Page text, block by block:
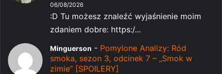
06/08/2026
:D Tu możesz znaleźć wyjaśnienie moim
zdaniem dobre: https:/...
Minguerson - Pomylone Analizy: Ród
smoka, sezon 3, odcinek 7 – „Smok w
zimie” [SPOILERY]